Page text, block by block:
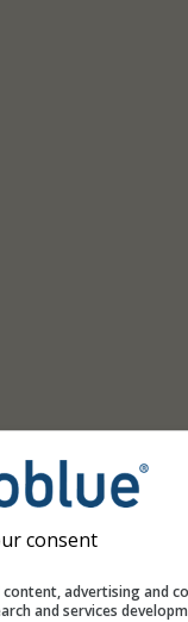
consent
advertising and
and services